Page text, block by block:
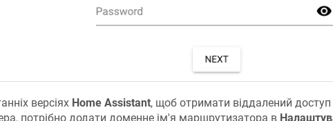
версіях Home Assistant, щоб отримати віддалений доступ
потрібно додати доменне ім'я маршрутизатора в